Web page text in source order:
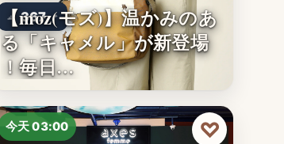
367
【moz(モズ)】温かみのあ
る「キャメル」が新登場
！毎日…
今天 03:00 ♡